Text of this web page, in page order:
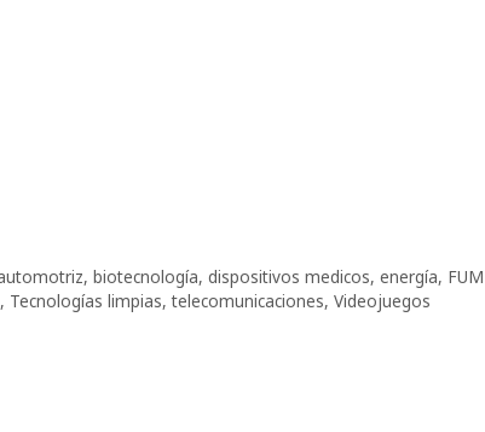
, biotecnología, dispositivos medicos, energía,
, Tecnologías limpias,telecomunicaciones, Videojuegos